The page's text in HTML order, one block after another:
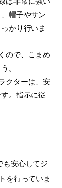
帽子やサン
かり行いま
ので、こまめ
。
クターは、安
。指示に従
も安心してジ
を行っていま